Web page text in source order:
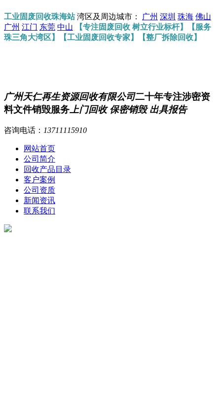
工业固废回收珠海站湾区及周边城市： 广州 深圳 珠海 佛山
广州 江门 东莞 中山
【专注固废回收 树立行业标杆】【服务
珠三角大湾区】【工业固废回收专家】【整厂拆除回收】
广州天仁再生资源回收有限公司二十年专注涉密资
料文件销毁服务 上门回收 保密销毁 出具报告
咨询电话： 13711115910
网站首页
公司简介
回收产品目录
客户案例
公司资质
新闻资讯
联系我们